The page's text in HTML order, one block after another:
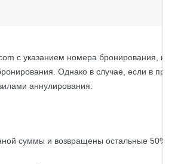
с указанием номера бронирования,
Однако в случае, если в
аннулирования:
суммы и возвращены остальные 50% от